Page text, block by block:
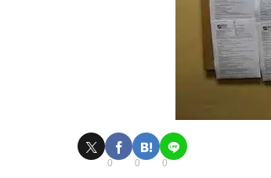
0 0 0